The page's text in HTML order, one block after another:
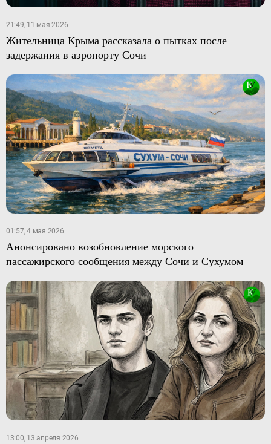
21:49, 11 мая 2026
Жительница Крыма рассказала о пытках после
задержания в аэропорту Сочи
01:57, 4 мая 2026
Анонсировано возобновление морского
пассажирского сообщения между Сочи и Сухумом
13:00, 13 апреля 2026